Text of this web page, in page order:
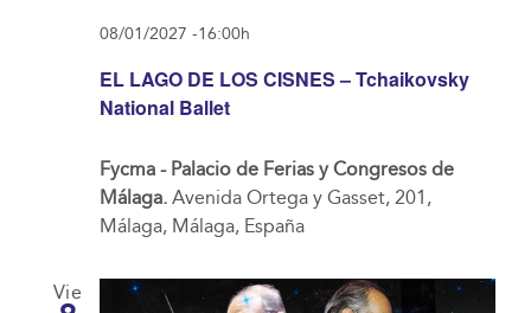
EL LAGO DE LOS CISNES – Tchaikovsky
National Ballet
08/01/2027 -16:00h
Fycma - Palacio de Ferias y Congresos de
Málaga. Avenida Ortega y Gasset, 201,
Málaga, Málaga, España
Vie